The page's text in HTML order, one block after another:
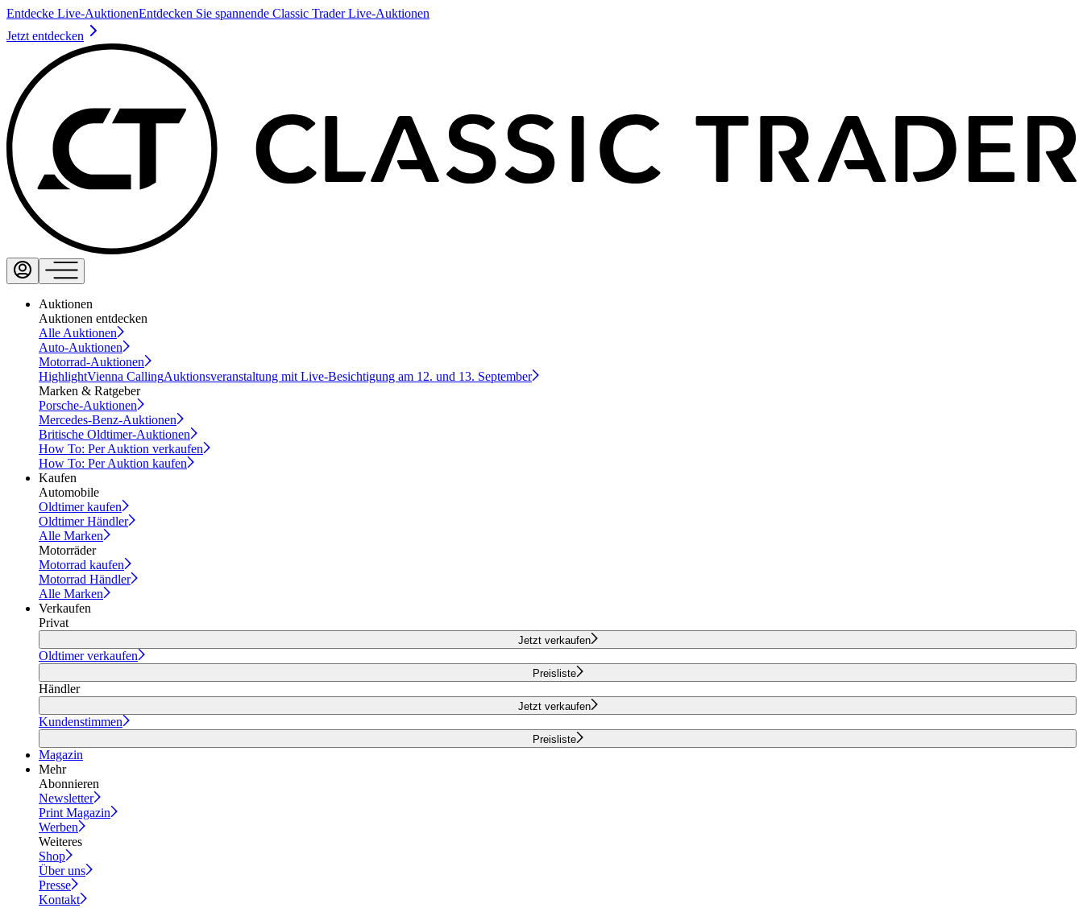
Entdecke Live-AuktionenEntdecken Sie spannende Classic Trader Live-Auktionen
Jetzt entdecken
Auktionen
Auktionen entdecken
Alle Auktionen
Auto-Auktionen
Motorrad-Auktionen
HighlightVienna CallingAuktionsveranstaltung mit Live-Besichtigung am 12. und 13. September
Marken & Ratgeber
Porsche-Auktionen
Mercedes-Benz-Auktionen
Britische Oldtimer-Auktionen
How To: Per Auktion verkaufen
How To: Per Auktion kaufen
Kaufen
Automobile
Oldtimer kaufen
Oldtimer Händler
Alle Marken
Motorräder
Motorrad kaufen
Motorrad Händler
Alle Marken
Verkaufen
Privat
Jetzt verkaufen
Oldtimer verkaufen
Preisliste
Händler
Jetzt verkaufen
Kundenstimmen
Preisliste
Magazin
Mehr
Abonnieren
Newsletter
Print Magazin
Werben
Weiteres
Shop
Über uns
Presse
Kontakt